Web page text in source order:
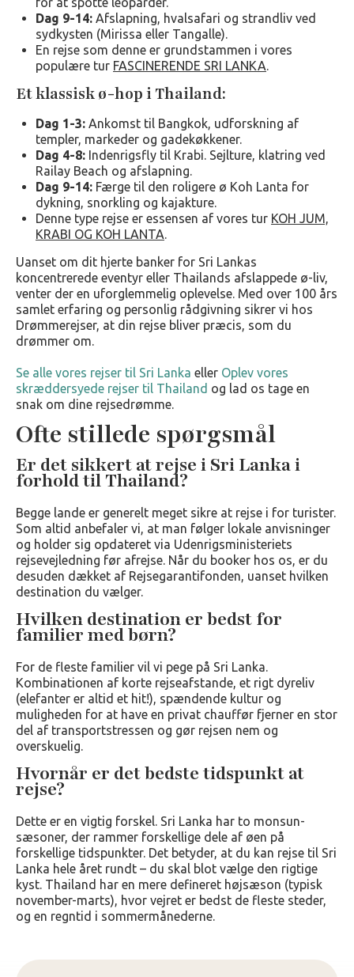
Dag 9-14: Afslapning, hvalsafari og strandliv ved
sydkysten (Mirissa eller Tangalle).
En rejse som denne er grundstammen i vores
populære tur FASCINERENDE SRI LANKA.
Et klassisk ø-hop i Thailand:
Dag 1-3: Ankomst til Bangkok, udforskning af
templer, markeder og gadekøkkener.
Dag 4-8: Indenrigsfly til Krabi. Sejlture, klatring ved
Railay Beach og afslapning.
Dag 9-14: Færge til den roligere ø Koh Lanta for
dykning, snorkling og kajakture.
Denne type rejse er essensen af vores tur KOH JUM,
KRABI OG KOH LANTA.
Uanset om dit hjerte banker for Sri Lankas
koncentrerede eventyr eller Thailands afslappede ø-liv,
venter der en uforglemmelig oplevelse. Med over 100 års
samlet erfaring og personlig rådgivning sikrer vi hos
Drømmerejser, at din rejse bliver præcis, som du
drømmer om.
Se alle vores rejser til Sri Lanka eller Oplev vores
skræddersyede rejser til Thailand og lad os tage en
snak om dine rejsedrømme.
Ofte stillede spørgsmål
Er det sikkert at rejse i Sri Lanka i
forhold til Thailand?
Begge lande er generelt meget sikre at rejse i for turister.
Som altid anbefaler vi, at man følger lokale anvisninger
og holder sig opdateret via Udenrigsministeriets
rejsevejledning før afrejse. Når du booker hos os, er du
desuden dækket af Rejsegarantifonden, uanset hvilken
destination du vælger.
Hvilken destination er bedst for
familier med børn?
For de fleste familier vil vi pege på Sri Lanka.
Kombinationen af korte rejseafstande, et rigt dyreliv
(elefanter er altid et hit!), spændende kultur og
muligheden for at have en privat chauffør fjerner en stor
del af transportstressen og gør rejsen nem og
overskuelig.
Hvornår er det bedste tidspunkt at
rejse?
Dette er en vigtig forskel. Sri Lanka har to monsun-
sæsoner, der rammer forskellige dele af øen på
forskellige tidspunkter. Det betyder, at du kan rejse til Sri
Lanka hele året rundt – du skal blot vælge den rigtige
kyst. Thailand har en mere defineret højsæson (typisk
november-marts), hvor vejret er bedst de fleste steder,
og en regntid i sommermånederne.